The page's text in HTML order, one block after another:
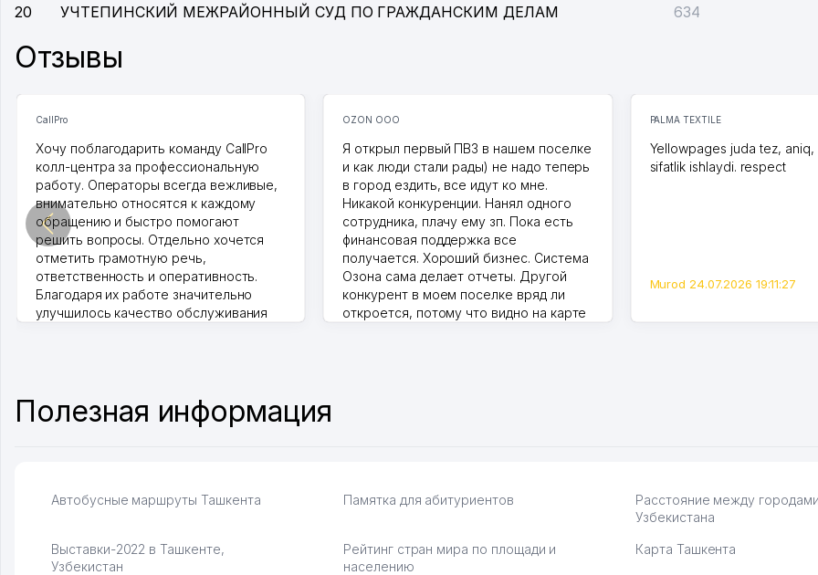
20
УЧТЕПИНСКИЙ МЕЖРАЙОННЫЙ СУД ПО ГРАЖДАНСКИМ ДЕЛАМ 634
Отзывы
CallPro
Хочу поблагодарить команду CallPro
колл-центра за профессиональную
работу. Операторы всегда вежливые,
внимательно относятся к каждому
обращению и быстро помогают
решить вопросы. Отдельно хочется
отметить грамотную речь,
ответственность и оперативность.
Благодаря их работе значительно
улучшилось качество обслуживания
OZON ООО
Я открыл первый ПВЗ в нашем поселке
и как люди стали рады) не надо теперь
в город ездить, все идут ко мне.
Никакой конкуренции. Нанял одного
сотрудника, плачу ему зп. Пока есть
финансовая поддержка все
получается. Хороший бизнес. Система
Озона сама делает отчеты. Другой
конкурент в моем поселке вряд ли
откроется, потому что видно на карте
PALMA TEXTILE
Yellowpages juda tez, aniq,
sifatlik ishlaydi. respect
Murod 24.07.2026 19:11:27
Полезная информация
Автобусные маршруты Ташкента Памятка для абитуриентов
Расстояние между городами
Узбекистана
Выставки-2022 в Ташкенте,
Узбекистан
Рейтинг стран мира по площади и
населению
Карта Ташкента